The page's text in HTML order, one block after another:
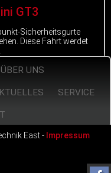
GT3
Sicherheitsgurte
Diese Fahrt werdet
ÜBER UNS
SERVICE
East - Impressum